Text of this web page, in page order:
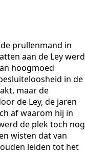
prullenmand in
aan de Ley werd
hoogmoed
in de
maar de
de Ley, de jaren
af waarom hij in
de plek toch nog
wisten dat van
leiden tot het